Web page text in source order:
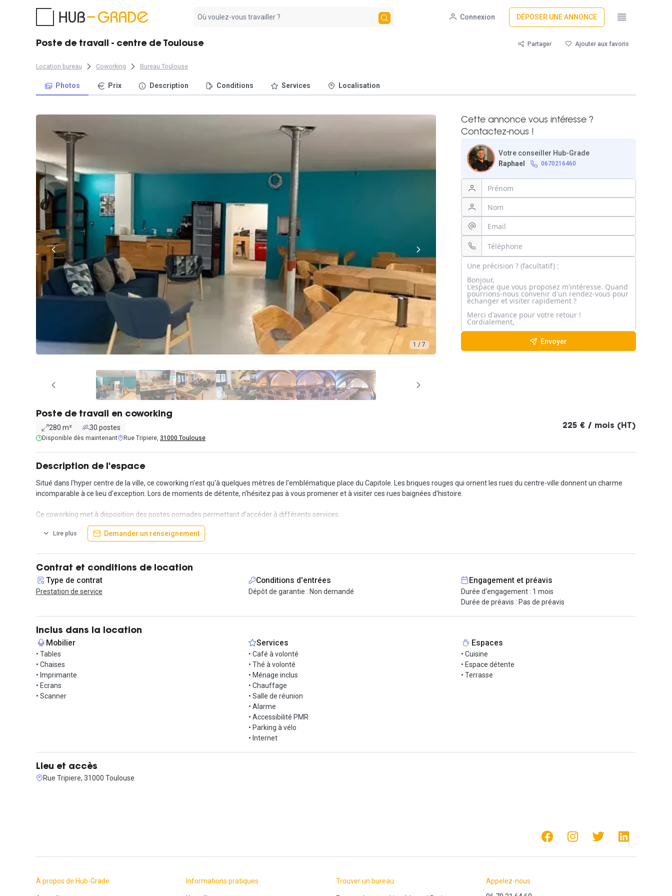
résultat
Connexion DÉPOSER UNE ANNONCE
Poste de travail - centre de Toulouse Partager Ajouter aux favoris
Location bureau Coworking Bureau Toulouse
Photos Prix Description Conditions Services Localisation
1 / 7
Cette annonce vous intéresse ?
Contactez-nous !
Votre conseiller Hub-Grade
Raphael
0670216460
Envoyer
Poste de travail en coworking
280 m² 30 postes
Disponible dès maintenant Rue Tripiere, 31000 Toulouse
225 € / mois (HT)
Description de l'espace
Situé dans l'hyper centre de la ville, ce coworking n'est qu'à quelques mètres de l'emblématique place du Capitole. Les briques rouges qui ornent les rues du centre-ville donnent un charme
incomparable à ce lieu d'exception. Lors de moments de détente, n'hésitez pas à vous promener et à visiter ces rues baignées d'histoire.
Ce coworking met à disposition des postes nomades permettant d'accéder à différents services.
En effet ce coworking de 280 m² accueille des professionnels spécialisés dans l'architecture, le design, l'électronique ou encore la robotique. Bien sûr tout type de coworker est accueilli dans
L'espace dispose donc de 12 imprimantes 3D, 3 découpes laser, d'un plotter de découpe, d'un mini-fraiseur pour des réalisations de carte électronique ainsi qu'une imprimante UV.
Ce coworking du centre-ville met à disposition 2 cuisines (thé et café sont proposés), un espace détente et une terrasse. Toutes les charges sont incluses, ménage, chauffage, Internet illimité.
L'espace a l'accès aux PMR et des parkings à vélo se situent non loin du lieu.
Lire plus Demander un renseignement
Contrat et conditions de location
Type de contrat
Prestation de service
Conditions d'entrées
Dépôt de garantie : Non demandé
Engagement et préavis
Durée d'engagement : 1 mois
Durée de préavis : Pas de préavis
Inclus dans la location
Mobilier
• Tables
• Chaises
• Imprimante
• Ecrans
• Scanner
Services
• Café à volonté
• Thé à volonté
• Ménage inclus
• Chauffage
• Salle de réunion
• Alarme
• Accessibilité PMR
• Parking à vélo
• Internet
Espaces
• Cuisine
• Espace détente
• Terrasse
Lieu et accès
Rue Tripiere, 31000 Toulouse
À propos de Hub-Grade Informations pratiques Trouver un bureau
Appelez-nous